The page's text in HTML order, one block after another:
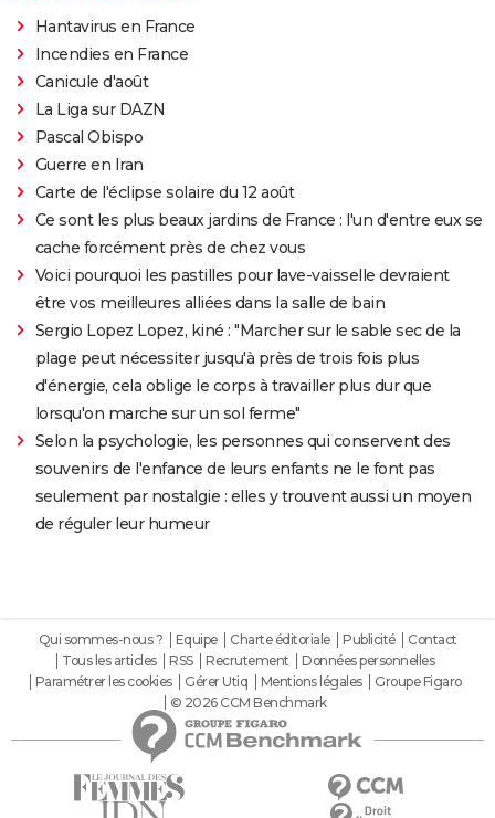
Hantavirus en France
Incendies en France
Canicule d'août
La Liga sur DAZN
Pascal Obispo
Guerre en Iran
Carte de l'éclipse solaire du 12 août
Ce sont les plus beaux jardins de France : l'un d'entre eux se
cache forcément près de chez vous
Voici pourquoi les pastilles pour lave-vaisselle devraient
être vos meilleures alliées dans la salle de bain
Sergio Lopez Lopez, kiné : "Marcher sur le sable sec de la
plage peut nécessiter jusqu'à près de trois fois plus
d'énergie, cela oblige le corps à travailler plus dur que
lorsqu'on marche sur un sol ferme"
Selon la psychologie, les personnes qui conservent des
souvenirs de l'enfance de leurs enfants ne le font pas
seulement par nostalgie : elles y trouvent aussi un moyen
de réguler leur humeur
Qui sommes-nous ? Equipe Charte éditoriale Publicité
Contact
Tous les articles
RSS Recrutement
Données personnelles
Paramétrer les cookies
Gérer Utiq Mentions légales
Groupe Figaro
© 2026 CCM Benchmark